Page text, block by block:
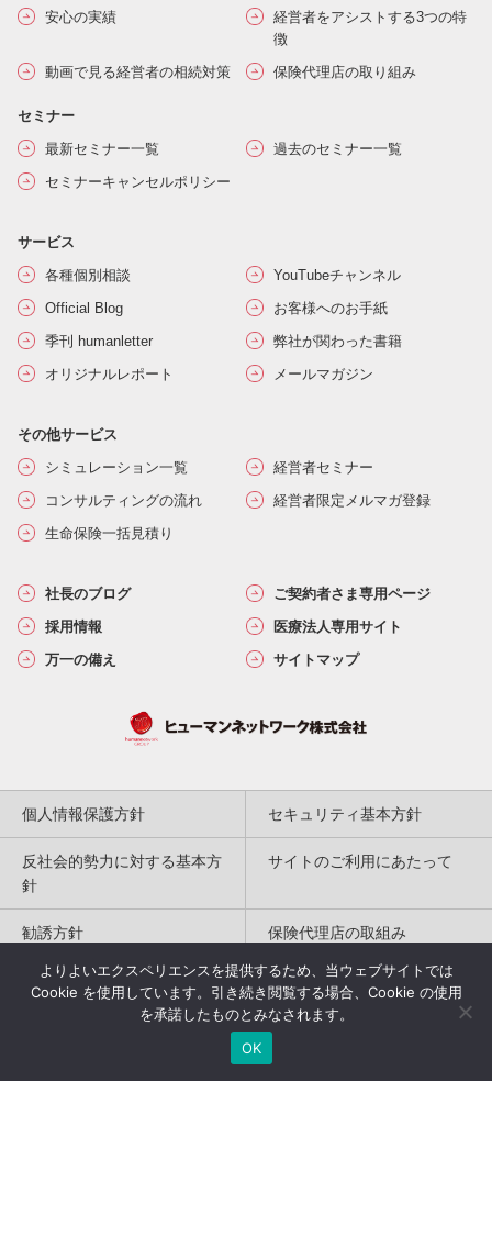
安心の実績
経営者をアシストする3つの特
徴
動画で見る経営者の相続対策
保険代理店の取り組み
セミナー
最新セミナー一覧
過去のセミナー一覧
セミナーキャンセルポリシー
サービス
各種個別相談
YouTubeチャンネル
Official Blog
お客様へのお手紙
季刊 humanletter
弊社が関わった書籍
オリジナルレポート
メールマガジン
その他サービス
シミュレーション一覧
経営者セミナー
コンサルティングの流れ
経営者限定メルマガ登録
生命保険一括見積り
社長のブログ
ご契約者さま専用ページ
採用情報
医療法人専用サイト
万一の備え
サイトマップ
個人情報保護方針 セキュリティ基本方針
反社会的勢力に対する基本方
針
サイトのご利用にあたって
勧誘方針 保険代理店の取組み
特定商取引法に基づく表記
Copyright(c) 2004-2026
Humannetwork Inc. All rights reserved.
よりよいエクスペリエンスを提供するため、当ウェブサイトでは
Cookie を使用しています。引き続き閲覧する場合、Cookie の使用
を承諾したものとみなされます。
OK